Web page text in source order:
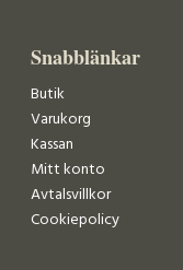
Snabblänkar
Butik
Varukorg
Kassan
Mitt konto
Avtalsvillkor
Cookiepolicy